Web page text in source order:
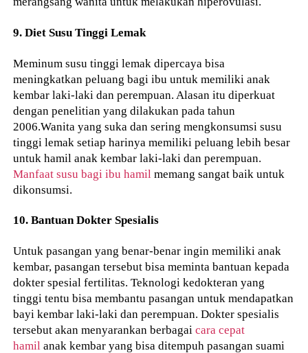
9. Diet Susu Tinggi Lemak
Meminum susu tinggi lemak dipercaya bisa
meningkatkan peluang bagi ibu untuk memiliki anak
kembar laki-laki dan perempuan. Alasan itu diperkuat
dengan penelitian yang dilakukan pada tahun
2006.Wanita yang suka dan sering mengkonsumsi susu
tinggi lemak setiap harinya memiliki peluang lebih besar
untuk hamil anak kembar laki-laki dan perempuan.
Manfaat susu bagi ibu hamil memang sangat baik untuk
dikonsumsi.
10. Bantuan Dokter Spesialis
Untuk pasangan yang benar-benar ingin memiliki anak
kembar, pasangan tersebut bisa meminta bantuan kepada
dokter spesial fertilitas. Teknologi kedokteran yang
tinggi tentu bisa membantu pasangan untuk mendapatkan
bayi kembar laki-laki dan perempuan. Dokter spesialis
tersebut akan menyarankan berbagaicara cepat
hamil anak kembar yang bisa ditempuh pasangan suami